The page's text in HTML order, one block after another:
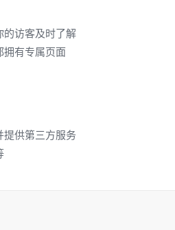
的访客及时了解
拥有专属页面
提供第三方服务